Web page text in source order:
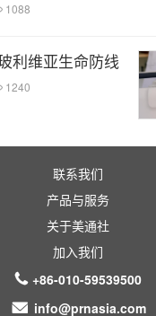
1088
利维亚生命防线
1240
联系我们
产品与服务
关于美通社
加入我们
+86-010-59539500
info@prnasia.com